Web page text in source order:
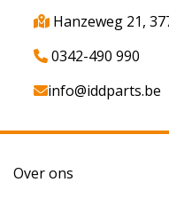
Hanzeweg 21,
0342-490 990
info@iddparts.be
Over ons